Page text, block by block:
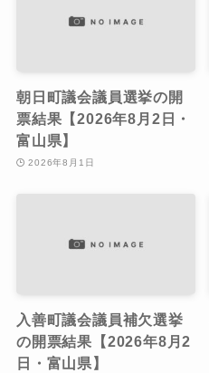
朝日町議会議員選挙の開
票結果【2026年8月2日・
富山県】
2026年8月1日
入善町議会議員補欠選挙
の開票結果【2026年8月2
日・富山県】